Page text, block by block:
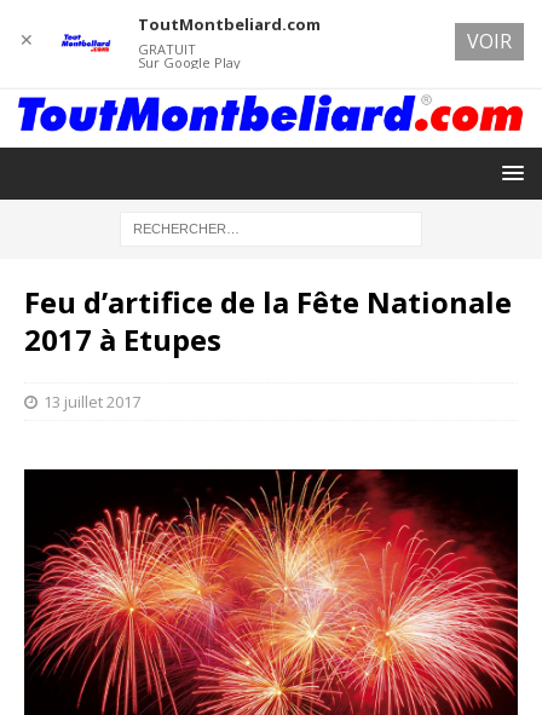
Feu d’artifice de la Fête Nationale
2017 à Etupes
13 juillet 2017
✕
ToutMontbeliard.com
GRATUIT
Sur Google Play
VOIR